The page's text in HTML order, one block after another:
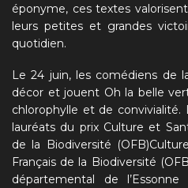
éponyme, ces textes
leurs petites et grandes
quotidien.
Le 24 juin, les comédiens de
décor et jouent Oh la belle
chlorophylle et de convivialité.
lauréats du prix Culture et
de la Biodiversité
Français de la Biodiversité
départemental de